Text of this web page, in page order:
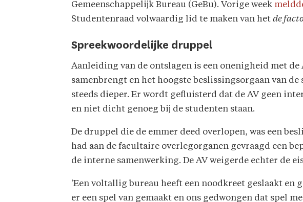
Gemeenschappelijk Bureau (GeBu). Vorige week
Studentenraad volwaardig lid te maken van hetde
Spreekwoordelijke druppel
Aanleiding van de ontslagen is een onenigheid met
samenbrengt en het hoogste beslissingsorgaan van
steeds dieper. Er wordt gefluisterd dat de AV geen
en niet dicht genoeg bij de studenten staan.
De druppel die de emmer deed overlopen, was een
had aan de facultaire overlegorganen gevraagd een
de interne samenwerking. De AV weigerde echter de
'Een voltallig bureau heeft een noodkreet geslaakt en
er een spel van gemaakt en ons gedwongen dat spel